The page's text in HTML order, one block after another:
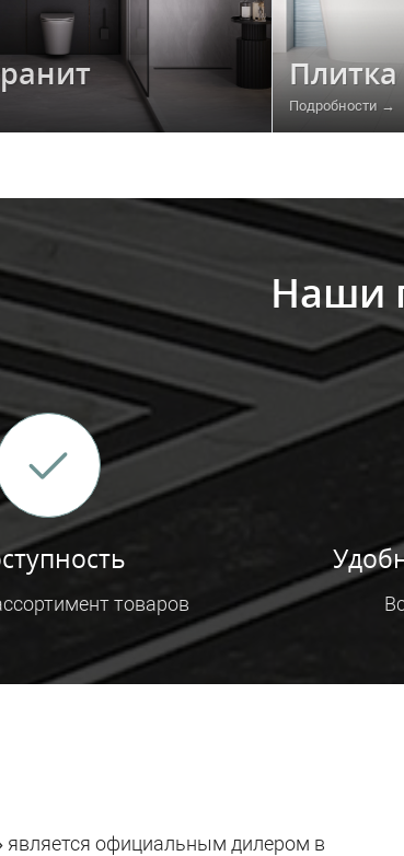
Подробности →
Наши
товаров
официальным дилером в